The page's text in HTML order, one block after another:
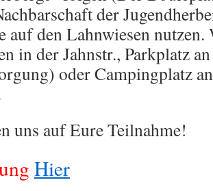
der
auf den Lahnwiesen
in der Jahnstr., Parkplatz
oder Campingplatz
uns auf Eure Teilnahme!
Hier